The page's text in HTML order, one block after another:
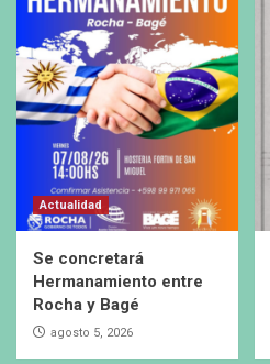
Actualidad
Se concretará
Hermanamiento entre
Rocha y Bagé
agosto 5, 2026